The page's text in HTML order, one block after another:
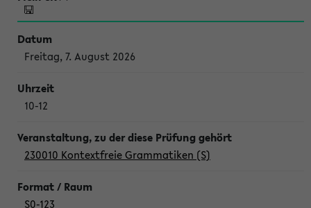
Freitag, 7. August 2026
10-12
230010 Kontextfreie Grammatiken (S)
S0-123